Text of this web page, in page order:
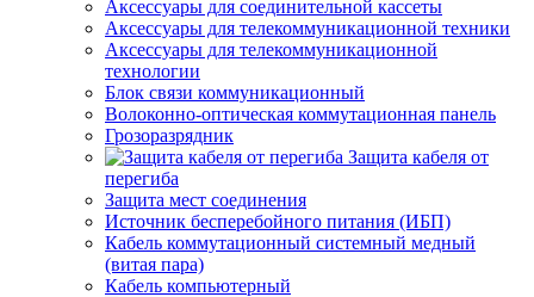
Аксессуары для соединительной кассеты
Аксессуары для телекоммуникационной техники
Аксессуары для телекоммуникационной
технологии
Блок связи коммуникационный
Волоконно-оптическая коммутационная панель
Грозоразрядник
Защита кабеля от
перегиба
Защита мест соединения
Источник бесперебойного питания (ИБП)
Кабель коммутационный системный медный
(витая пара)
Кабель компьютерный